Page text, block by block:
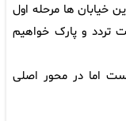
این خیابان ها مرحله اول
تردد و پارک خواهیم
اما در محور اصلی